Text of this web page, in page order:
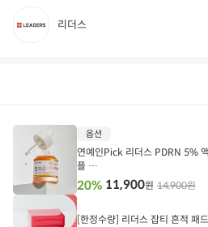
리더스
상
담
기
옵션
연예인Pick 리더스 PDRN 5%
플
30ml X 1개
14,900원
20% 11,900원
[한정수량] 리더스 잡티 흔적 패